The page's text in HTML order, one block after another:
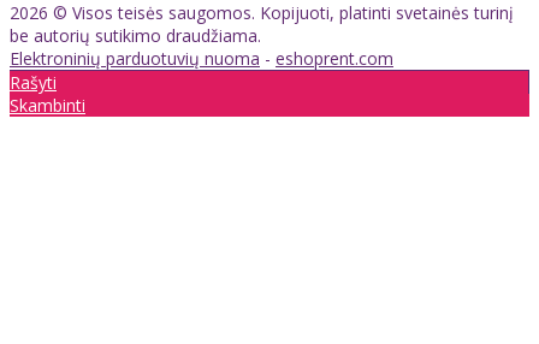
2026 © Visos teisės saugomos. Kopijuoti, platinti svetainės turinį
be autorių sutikimo draudžiama.
Elektroninių parduotuvių nuoma - eshoprent.com
Rašyti
Skambinti